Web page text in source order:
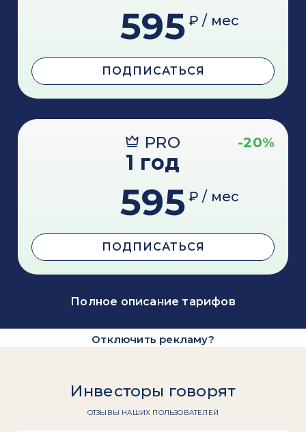
595 ₽ / мес
ПОДПИСАТЬСЯ
PRO -20%
1 год
595 ₽ / мес
ПОДПИСАТЬСЯ
Полное описание тарифов
Отключить рекламу?
Инвесторы говорят
ОТЗЫВЫ НАШИХ ПОЛЬЗОВАТЕЛЕЙ